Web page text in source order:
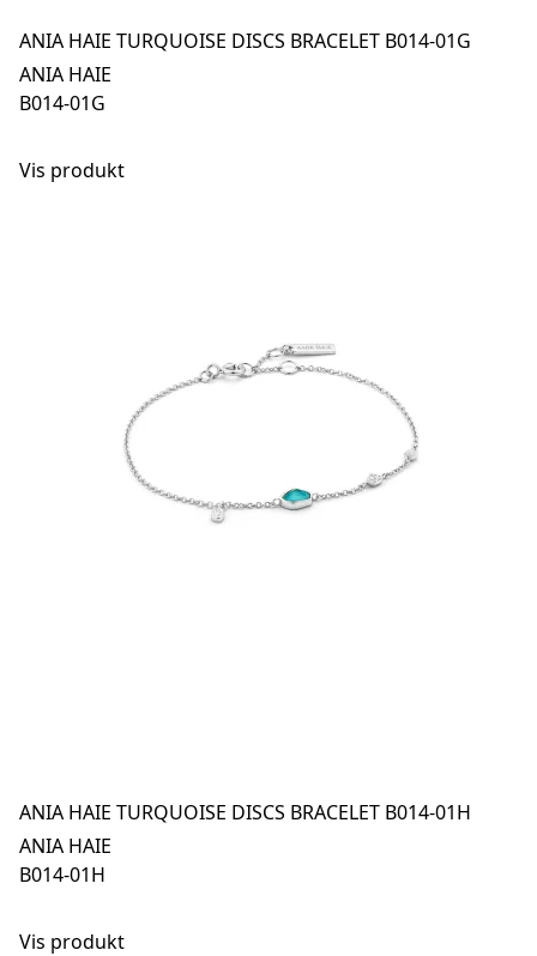
ANIA HAIE TURQUOISE DISCS BRACELET B014-01G
ANIA HAIE
B014-01G
Vis produkt
ANIA HAIE TURQUOISE DISCS BRACELET B014-01H
ANIA HAIE
B014-01H
Vis produkt